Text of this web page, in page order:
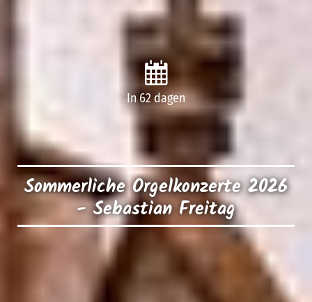
In 62 dagen
Sommerliche Orgelkonzerte 2026
- Sebastian Freitag